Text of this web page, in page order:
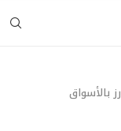
بالأسواق